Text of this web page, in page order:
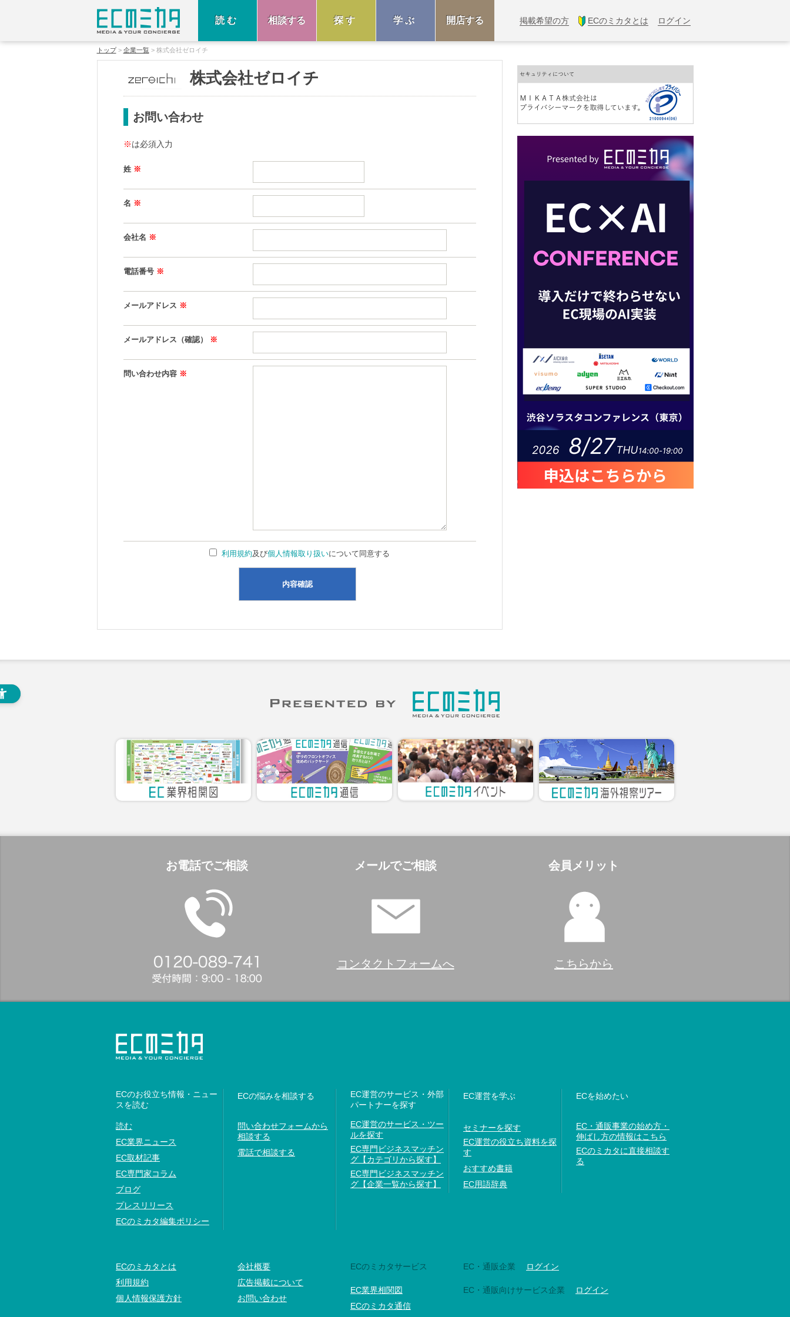
読む 相談する 探す 学ぶ 開店する 掲載希望の方 ECのミカタとは ログイン
トップ 企業一覧 株式会社ゼロイチ
株式会社ゼロイチ
お問い合わせ
※は必須入力
姓 ※
名 ※
会社名 ※
電話番号 ※
メールアドレス ※
メールアドレス（確認） ※
問い合わせ内容 ※
利用規約及び個人情報取り扱いについて同意する
お電話でご相談 メールでご相談
コンタクトフォームへ
会員メリット
こちらから
ECのお役立ち情報・ニュー
スを読む
読む
EC業界ニュース
EC取材記事
EC専門家コラム
ブログ
プレスリリース
ECのミカタ編集ポリシー
ECの悩みを相談する
問い合わせフォームから
相談する
電話で相談する
EC運営のサービス・外部
パートナーを探す
EC運営のサービス・ツー
ルを探す
EC専門ビジネスマッチン
グ【カテゴリから探す】
EC専門ビジネスマッチン
グ【企業一覧から探す】
EC運営を学ぶ
セミナーを探す
EC運営の役立ち資料を探
す
おすすめ書籍
EC用語辞典
ECを始めたい
EC・通販事業の始め方・
伸ばし方の情報はこちら
ECのミカタに直接相談す
る
ECのミカタとは
利用規約
個人情報保護方針
会社概要
広告掲載について
お問い合わせ
ECのミカタサービス
EC業界相関図
ECのミカタ通信
EC・通販企業 ログイン
EC・通販向けサービス企業 ログイン